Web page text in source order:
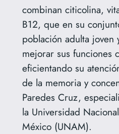
combinan citicolina,
B12, que en su
población adulta joven
mejorar sus funciones
eficientando su
de la memoria y
Paredes Cruz,
la Universidad
México (UNAM).